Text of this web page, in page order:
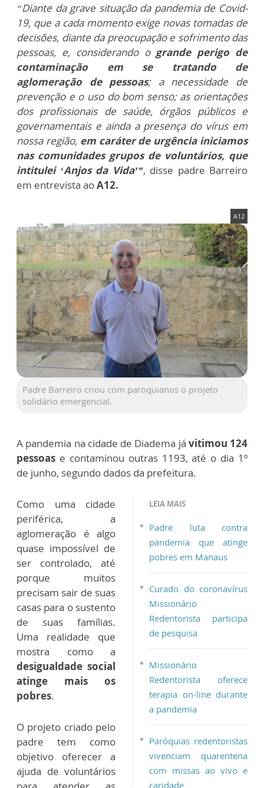
“Diante da grave situação da pandemia de Covid-
19, que a cada momento exige novas tomadas de
decisões, diante da preocupação e sofrimento das
pessoas, e, considerando o grande perigo de
contaminação em se tratando de
aglomeração de pessoas; a necessidade de
prevenção e o uso do bom senso; as orientações
dos profissionais de saúde, órgãos públicos e
governamentais e ainda a presença do vírus em
nossa região,em caráter de urgência iniciamos
nas comunidades grupos de voluntários, que
intitulei ‘Anjos da Vida’”, disse padre Barreiro
em entrevista aoA12.
A12
Padre Barreiro criou com paroquianos o projeto
solidário emergencial.
A pandemia na cidade de Diadema já vitimou 124
pessoas e contaminou outras 1193, até o dia 1º
de junho, segundo dados da prefeitura.
LEIA MAIS
Padre luta contra
pandemia que atinge
pobres em Manaus
Curado do coronavírus
Missionário
Redentorista participa
de pesquisa
Missionário
Redentorista oferece
terapia on-line durante
a pandemia
Paróquias redentoristas
vivenciam quarentena
com missas ao vivo e
caridade
Como uma cidade
periférica, a
aglomeração é algo
quase impossível de
ser controlado, até
porque muitos
precisam sair de suas
casas para o sustento
de suas famílias.
Uma realidade que
mostra como a
desigualdade social
atinge mais os
pobres.
O projeto criado pelo
padre tem como
objetivo oferecer a
ajuda de voluntários